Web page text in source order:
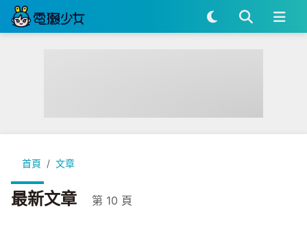
首頁 文章
最新文章 第 10 頁